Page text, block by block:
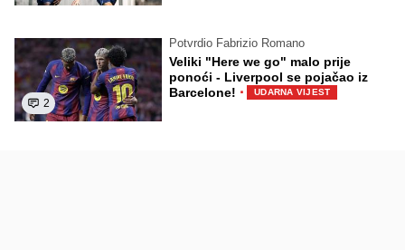
2
Potvrdio Fabrizio Romano
Veliki "Here we go" malo prije
ponoći - Liverpool se pojačao iz
Barcelone! · UDARNA VIJEST